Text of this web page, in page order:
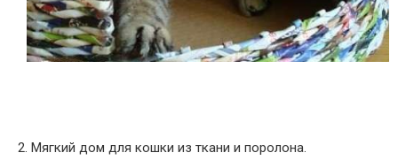
2. Мягкий дом для кошки из ткани и поролона.